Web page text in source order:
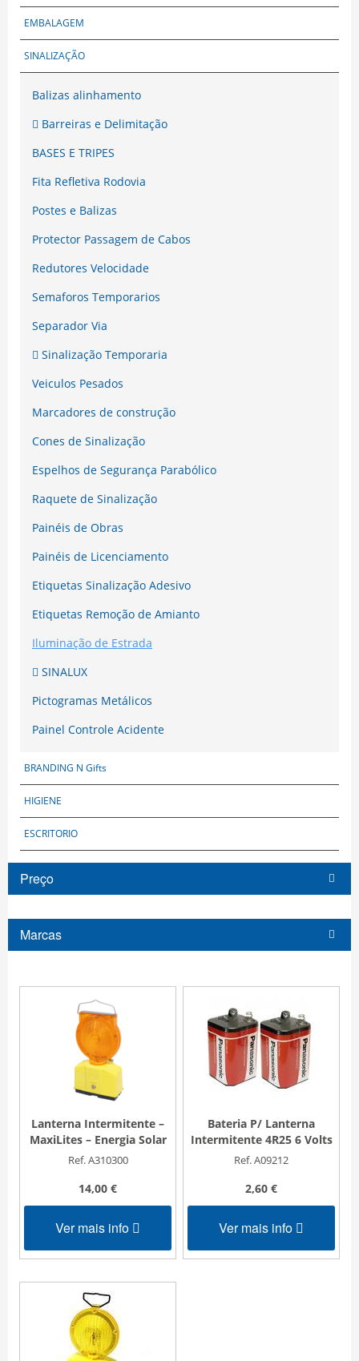
EMBALAGEM
SINALIZAÇÃO
Balizas alinhamento
Barreiras e Delimitação
BASES E TRIPES
Fita Refletiva Rodovia
Postes e Balizas
Protector Passagem de Cabos
Redutores Velocidade
Semaforos Temporarios
Separador Via
Sinalização Temporaria
Veiculos Pesados
Marcadores de construção
Cones de Sinalização
Espelhos de Segurança Parabólico
Raquete de Sinalização
Painéis de Obras
Painéis de Licenciamento
Etiquetas Sinalização Adesivo
Etiquetas Remoção de Amianto
Iluminação de Estrada
SINALUX
Pictogramas Metálicos
Painel Controle Acidente
BRANDING N Gifts
HIGIENE
ESCRITORIO
Preço
Marcas
Lanterna Intermitente –
MaxiLites – Energia Solar
Ref. A310300
14,00 €
Ver mais info
Bateria P/ Lanterna
Intermitente 4R25 6 Volts
Ref. A09212
2,60 €
Ver mais info